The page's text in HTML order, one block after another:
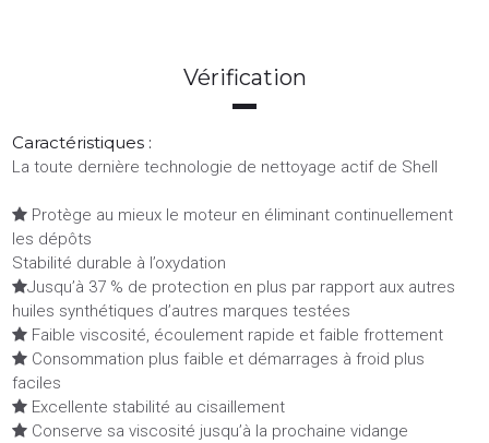
Vérification
Caractéristiques :
La toute dernière technologie de nettoyage actif de Shell
 Protège au mieux le moteur en éliminant continuellement
les dépôts
Stabilité durable à l’oxydation
Jusqu’à 37 % de protection en plus par rapport aux autres
huiles synthétiques d’autres marques testées
 Faible viscosité, écoulement rapide et faible frottement
 Consommation plus faible et démarrages à froid plus
faciles
 Excellente stabilité au cisaillement
 Conserve sa viscosité jusqu’à la prochaine vidange